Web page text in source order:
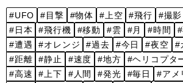
#UFO #目撃 #物体 #上空 #飛行 #撮影
#日本
#飛行機 #移動 #雲 #月 #時間
#遭遇
#オレンジ #過去 #今日 #夜空 #
#距離
#静止 #速度 #地方 #ヘリコプタ
#高速
#上下 #人間 #発光 #毎日 #アメ